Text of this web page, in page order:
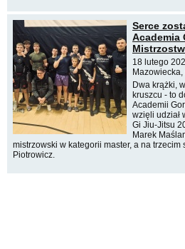
Serce
Academia
18 lutego
Dwa krążki,
kruszcu - to
Academii
wzięli udział
Gi Jiu-Jitsu
Marek
mistrzowski w kategorii master, a na trzecim
Piotrowicz.